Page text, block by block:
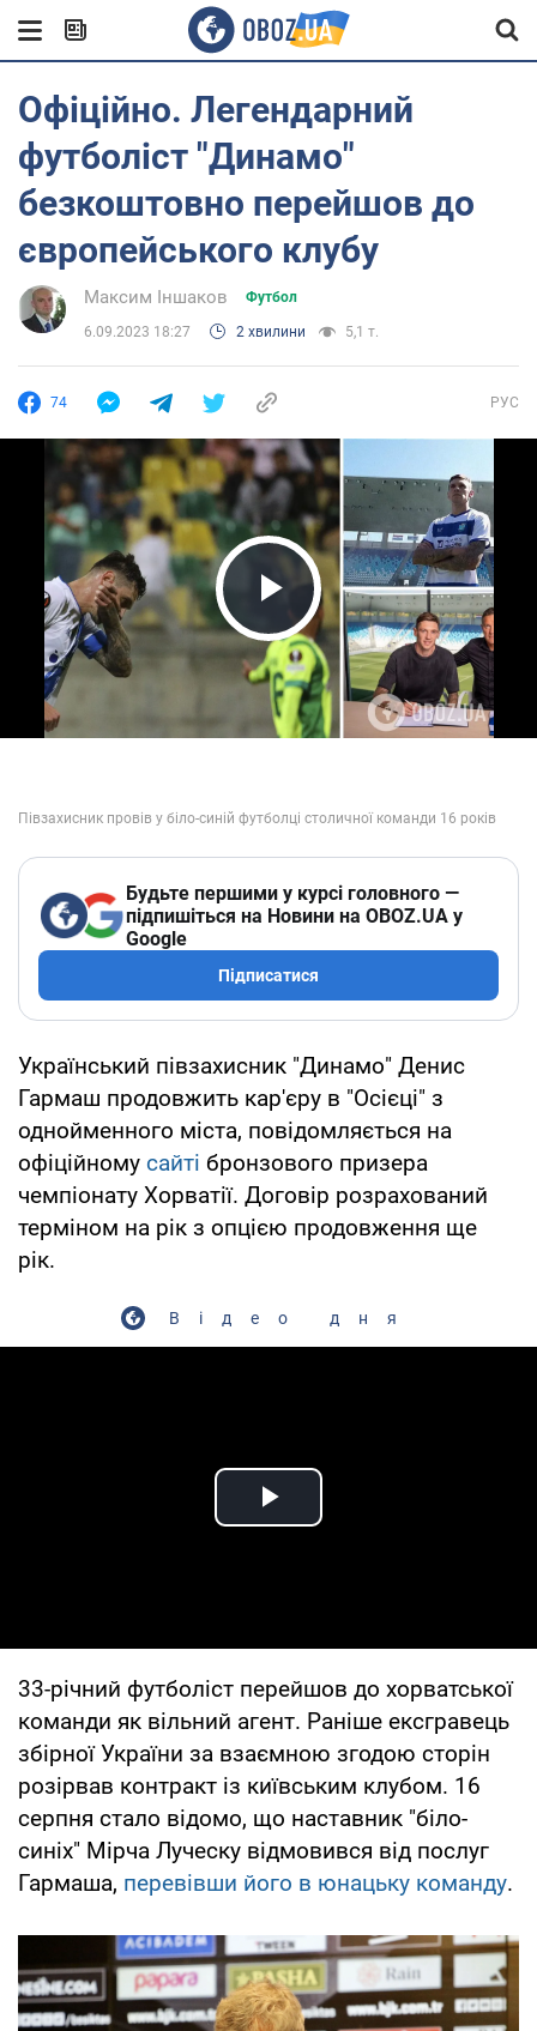
Офіційно. Легендарний
футболіст "Динамо"
безкоштовно перейшов до
європейського клубу
Максим Іншаков Футбол
6.09.2023 18:27 2 хвилини 5,1 т.
74 РУС
Play Video
Будьте першими у курсі головного —
підпишіться на Новини на OBOZ.UA у
Google
Підписатися
Український півзахисник "Динамо" Денис
Гармаш продовжить кар'єру в "Осієці" з
однойменного міста, повідомляється на
офіційному сайті бронзового призера
чемпіонату Хорватії. Договір розрахований
терміном на рік з опцією продовження ще
рік.
Відео дня
Play Video
33-річний футболіст перейшов до хорватської
команди як вільний агент. Раніше ексгравець
збірної України за взаємною згодою сторін
розірвав контракт із київським клубом. 16
серпня стало відомо, що наставник "біло-
синіх" Мірча Луческу відмовився від послуг
Гармаша, перевівши його в юнацьку команду.